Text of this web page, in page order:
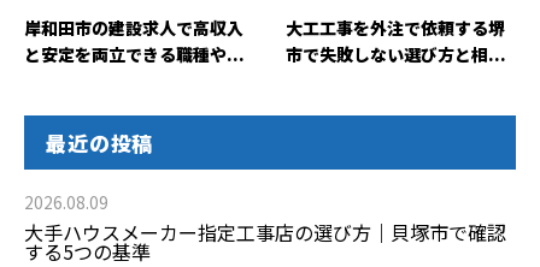
岸和田市の建設求人で高収入
と安定を両立できる職種や...
大工工事を外注で依頼する堺
市で失敗しない選び方と相...
最近の投稿
2026.08.09
大手ハウスメーカー指定工事店の選び方｜貝塚市で確認
する5つの基準